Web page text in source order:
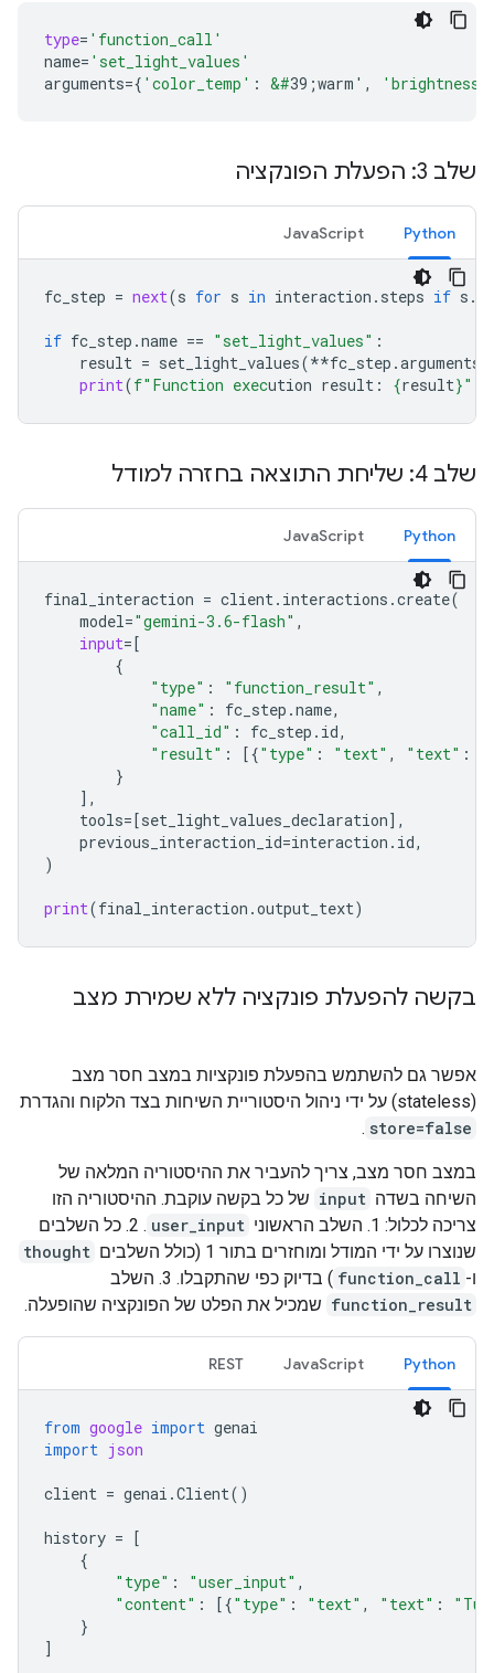
type= 'function_call'
name= 'set_light_values'
arguments={ 'color_temp' : &#39;warm' , 'brightness'
שלב 3: הפעלת הפונקציה
Python
JavaScript
fc_step = next(s for s in interaction . steps if s .
if fc_step .name == "set_light_values" :
result = set_light_values(**fc_step .arguments
print(f"Function execution result: {result}"
שלב 4: שליחת התוצאה בחזרה למודל
Python
JavaScript
final_interaction = client. interactions .create(
model="gemini-3.6-flash" ,
input= [
{
"type" : "function_result" ,
"name" : fc_step .name,
"call_id" : fc_step . id,
"result" : [{"type" : "text" , "text" :
}
],
tools= [set_light_values_declaration],
previous_interaction_id=interaction . id,
)
print(final_interaction .output_text)
בקשה להפעלת פונקציה ללא שמירת מצב
אפשר גם להשתמש בהפעלת פונקציות במצב חסר מצב
(stateless) על ידי ניהול היסטוריית השיחות בצד הלקוח והגדרת
store=false
.
במצב חסר מצב, צריך להעביר את ההיסטוריה המלאה של
השיחה בשדה input של כל בקשה עוקבת. ההיסטוריה הזו
צריכה לכלול: ‫1. השלב הראשוני
user_input
. 2. כל השלבים
שנוצרו על ידי המודל ומוחזרים בתור 1 (כולל השלבים
thought
ו- function_call ) בדיוק כפי שהתקבלו. 3. השלב
function_result שמכיל את הפלט של הפונקציה שהופעלה.
Python
JavaScript
REST
from google import genai
import json
client = genai .Client()
history =
[
{
"type" : "user_input" ,
"content" : [{"type" : "text" , "text" :
}
]